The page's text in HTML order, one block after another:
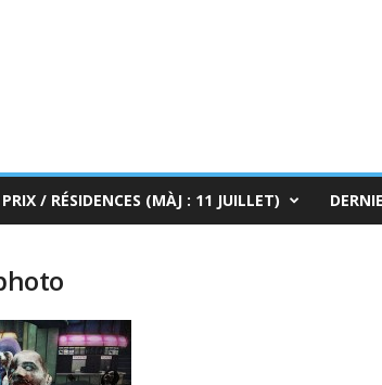
/ RÉSIDENCES (MÀJ : 11 JUILLET)